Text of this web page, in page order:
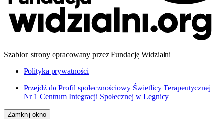
Szablon strony opracowany przez Fundację Widzialni
Polityka prywatności
Przejdź do Profil społecznościowy Świetlicy Terapeutycznej
Nr 1 Centrum Integracji Społecznej w Legnicy
Zamknij okno